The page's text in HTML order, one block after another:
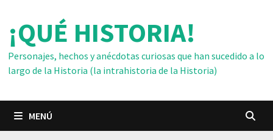
contenido
¡QUÉ HISTORIA!
Personajes, hechos y anécdotas curiosas que han sucedido a lo
largo de la Historia (la intrahistoria de la Historia)
MENÚ